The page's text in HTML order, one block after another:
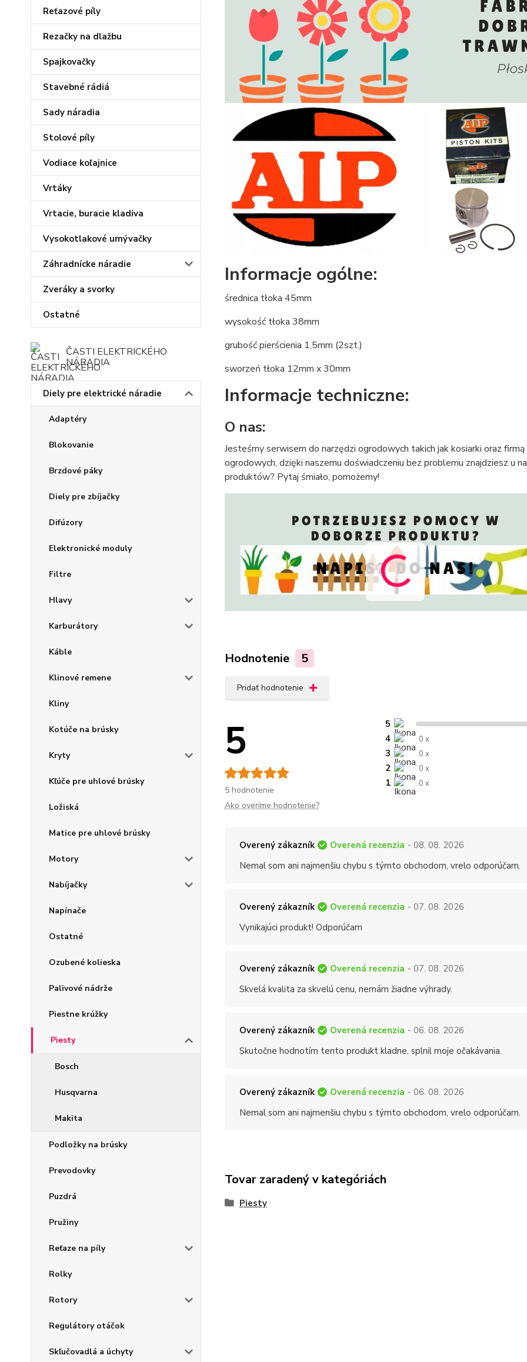
Reťazové píly
Rezačky na dlažbu
Spajkovačky
Stavebné rádiá
Sady náradia
Stolové píly
Vodiace koľajnice
Vrtáky
Vrtacie, buracie kladiva
Vysokotlakové umývačky
Záhradnícke náradie
Zveráky a svorky
Ostatné
ČASTI ELEKTRICKÉHO
NÁRADIA
Diely pre elektrické náradie
Adaptéry
Blokovanie
Brzdové páky
Diely pre zbíjačky
Difúzory
Elektronické moduly
Filtre
Hlavy
Karburátory
Káble
Klinové remene
Kliny
Kotúče na brúsky
Kryty
Kľúče pre uhlové brúsky
Ložiská
Matice pre uhlové brúsky
Motory
Nabíjačky
Napínače
Ostatné
Ozubené kolieska
Palivové nádrže
Piestne krúžky
Piesty
Bosch
Husqvarna
Makita
Podložky na brúsky
Prevodovky
Puzdrá
Pružiny
Reťaze na píly
Rolky
Rotory
Regulátory otáčok
Skľučovadlá a úchyty
Informacje ogólne:
średnica tłoka 45mm
wysokość tłoka 38mm
grubość pierścienia 1,5mm (2szt.)
sworzeń tłoka 12mm x 30mm
Informacje techniczne:
O nas:
Jesteśmy serwisem do narzędzi ogrodowych takich jak kosiarki oraz
ogrodowych, dzięki naszemu doświadczeniu bez problemu znajdziesz u
produktów? Pytaj śmiało, pomożemy!
Hodnotenie 5
Pridať hodnotenie
5
5 hodnotenie
5
4
0 x
3 0 x
2 0 x
1 0 x
Ako overíme hodnotenie?
Overený zákazník Overená recenzia - 08. 08. 2026
Nemal som ani najmenšiu chybu s týmto obchodom, vrelo odporúčam.
Overený zákazník Overená recenzia - 07. 08. 2026
Vynikajúci produkt! Odporúčam
Overený zákazník Overená recenzia - 07. 08. 2026
Skvelá kvalita za skvelú cenu, nemám žiadne výhrady.
Overený zákazník Overená recenzia - 06. 08. 2026
Skutočne hodnotím tento produkt kladne, splnil moje očakávania.
Overený zákazník Overená recenzia - 06. 08. 2026
Nemal som ani najmenšiu chybu s týmto obchodom, vrelo odporúčam.
Tovar zaradený v kategóriách
Piesty